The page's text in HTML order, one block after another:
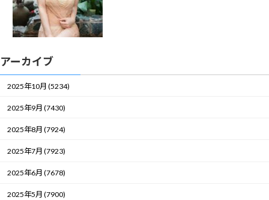
アーカイブ
2025年10月 (5234)
2025年9月 (7430)
2025年8月 (7924)
2025年7月 (7923)
2025年6月 (7678)
2025年5月 (7900)